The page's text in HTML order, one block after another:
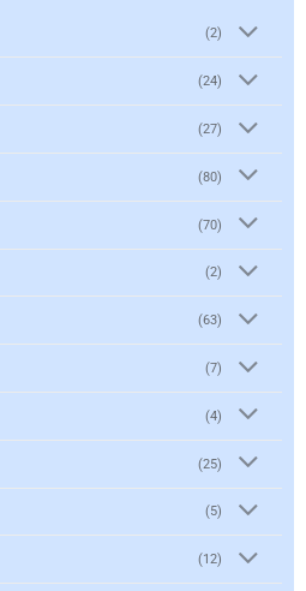
(2)
(24)
(27)
(80)
(70)
(2)
(63)
(7)
(4)
(25)
(5)
(12)